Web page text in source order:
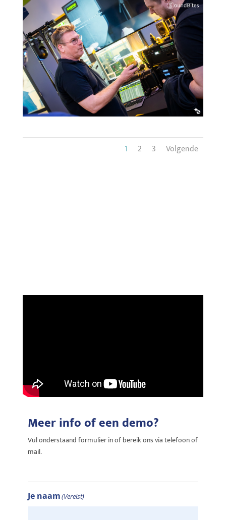
1 2 3 Volgende
Meer info of een demo?
Vul onderstaand formulier in of bereik ons via telefoon of
mail.
Je naam(Vereist)